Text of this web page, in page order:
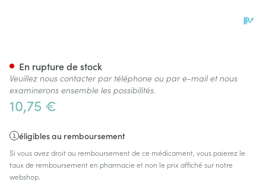
10,75 €
éligibles au remboursement
Si vous avez droit au remboursement de ce médicament, vous paierez le
taux de remboursement en pharmacie et non le prix affiché sur notre
webshop.
En rupture de stock
Veuillez nous contacter par téléphone ou par e-mail et nous
examinerons ensemble les possibilités.